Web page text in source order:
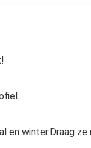
winter.Draag ze